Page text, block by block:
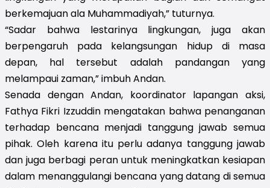
berkemajuan ala Muhammadiyah,” tuturnya.
“Sadar bahwa lestarinya lingkungan, juga akan
berpengaruh pada kelangsungan hidup di masa
depan, hal tersebut adalah pandangan yang
melampaui zaman,” imbuh Andan.
Senada dengan Andan, koordinator lapangan aksi,
Fathya Fikri Izzuddin mengatakan bahwa penanganan
terhadap bencana menjadi tanggung jawab semua
pihak. Oleh karena itu perlu adanya tanggung jawab
dan juga berbagi peran untuk meningkatkan kesiapan
dalam menanggulangi bencana yang datang di semua